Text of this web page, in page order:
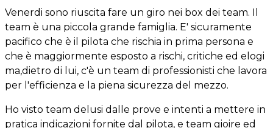
Venerdi sono riuscita fare un giro nei box dei team. Il
team è una piccola grande famiglia. E' sicuramente
pacifico che è il pilota che rischia in prima persona e
che è maggiormente esposto a rischi, critiche ed elogi
ma,dietro di lui, c'è un team di professionisti che lavora
per l'efficienza e la piena sicurezza del mezzo.
Ho visto team delusi dalle prove e intenti a mettere in
pratica indicazioni fornite dal pilota, e team gioire ed